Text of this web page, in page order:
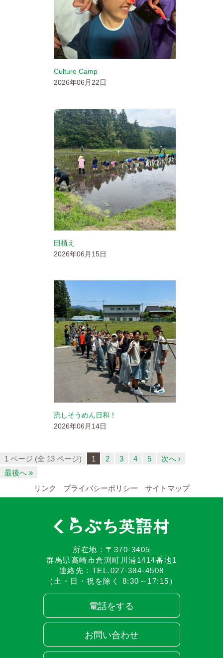
Culture Camp
2026年06月22日
田植え
2026年06月15日
流しそうめん日和！
2026年06月14日
1 ページ (全 13 ページ) 1 2 3 4 5
次へ ›
最後へ »
リンク
プライバシーポリシー サイトマップ
所在地：〒370-3405
群馬県高崎市倉渕町川浦1414番地1
連絡先：TEL.027-384-4508
（土・日・祝を除く 8:30～17:15）
電話をする
お問い合わせ